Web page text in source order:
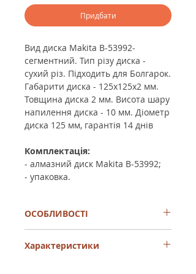
Придбати
Вид диска Makita B-53992-
сегментний. Тип різу диска -
сухий різ. Підходить для Болгарок.
Габарити диска - 125х125х2 мм.
Товщина диска 2 мм. Висота шару
напилення диска - 10 мм. Діометр
диска 125 мм, гарантія 14 днів
Комплектація:
- алмазний диск Makita B-53992;
- упаковка.
ОСОБЛИВОСТІ
приварені лазером
Характеристики